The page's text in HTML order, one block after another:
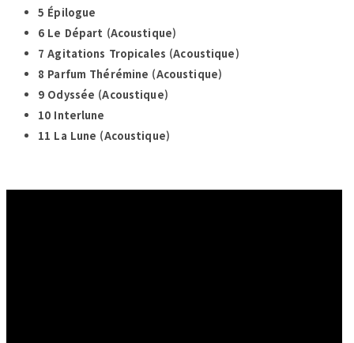
5 Épilogue
6 Le Départ (Acoustique)
7 Agitations Tropicales (Acoustique)
8 Parfum Thérémine (Acoustique)
9 Odyssée (Acoustique)
10 Interlune
11 La Lune (Acoustique)